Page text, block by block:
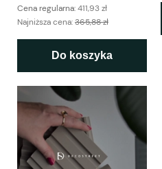
Cena regularna:411,93 zł
Najniższa cena:365,88 zł
Do koszyka